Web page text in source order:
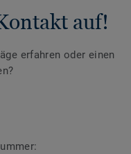
auf!
erfahren oder einen